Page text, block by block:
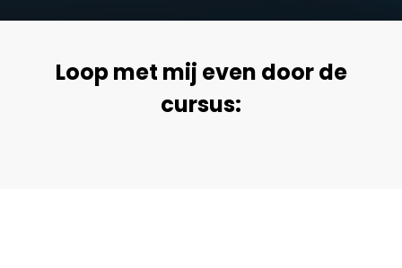
Loop met mij even door de
cursus: